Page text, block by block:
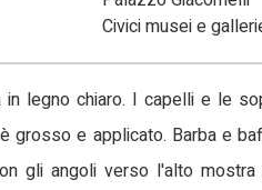
Civici musei e
legno chiaro. I capelli e le
grosso e applicato. Barba e
gli angoli verso l'alto